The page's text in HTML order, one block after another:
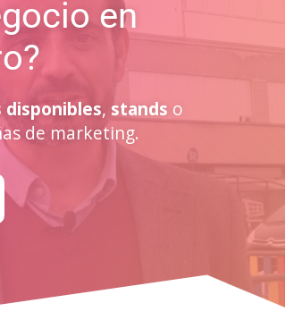
en
disponibles, stands o
de marketing.